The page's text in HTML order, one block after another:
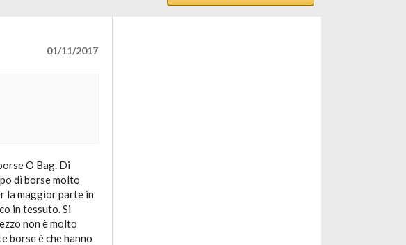
01/11/2017
O Bag. Di
di borse molto
la maggior parte in
in tessuto. Si
non è molto
borse è che hanno